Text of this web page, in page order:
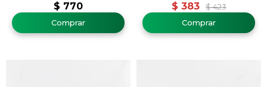
$ 770 $ 383 $ 423